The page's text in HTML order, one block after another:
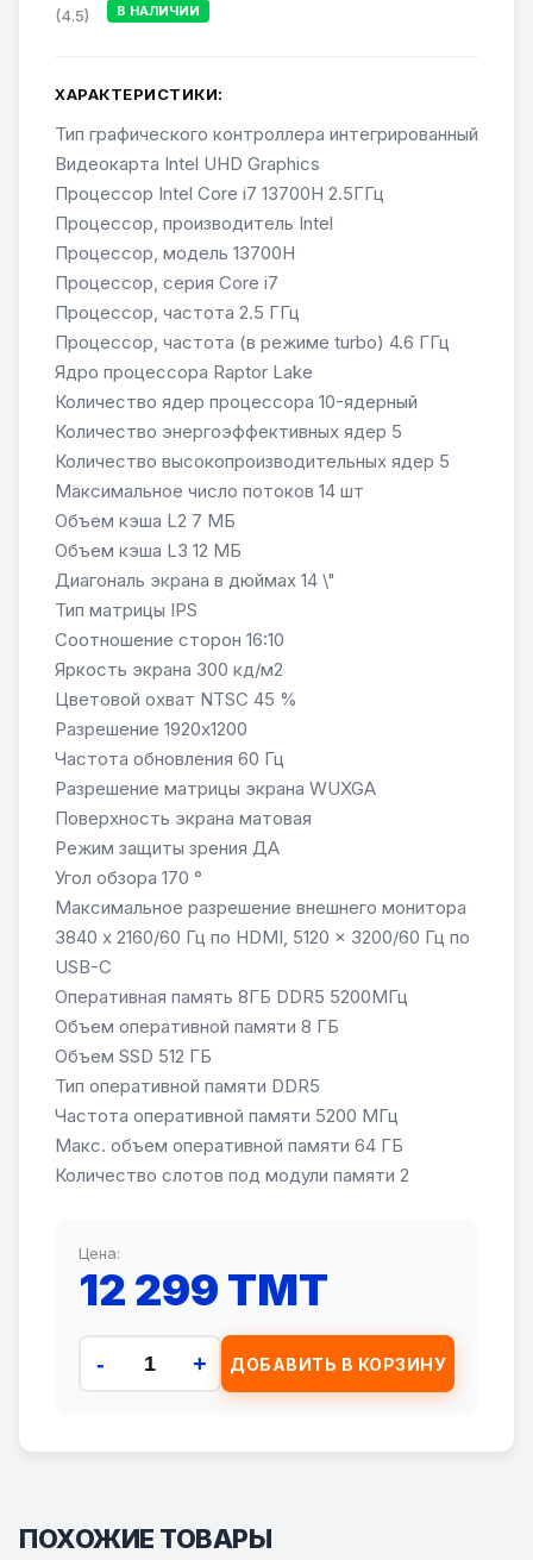
(4.5) В НАЛИЧИИ
ХАРАКТЕРИСТИКИ:
Тип графического контроллера интегрированный
Видеокарта Intel UHD Graphics
Процессор Intel Core i7 13700H 2.5ГГц
Процессор, производитель Intel
Процессор, модель 13700H
Процессор, серия Core i7
Процессор, частота 2.5 ГГц
Процессор, частота (в режиме turbo) 4.6 ГГц
Ядро процессора Raptor Lake
Количество ядер процессора 10-ядерный
Количество энергоэффективных ядер 5
Количество высокопроизводительных ядер 5
Максимальное число потоков 14 шт
Объем кэша L2 7 МБ
Объем кэша L3 12 МБ
Диагональ экрана в дюймах 14 \"
Тип матрицы IPS
Соотношение сторон 16:10
Яркость экрана 300 кд/м2
Цветовой охват NTSC 45 %
Разрешение 1920x1200
Частота обновления 60 Гц
Разрешение матрицы экрана WUXGA
Поверхность экрана матовая
Режим защиты зрения ДА
Угол обзора 170 °
Максимальное разрешение внешнего монитора
3840 x 2160/60 Гц по HDMI, 5120 x 3200/60 Гц по
USB-C
Оперативная память 8ГБ DDR5 5200МГц
Объем оперативной памяти 8 ГБ
Объем SSD 512 ГБ
Тип оперативной памяти DDR5
Частота оперативной памяти 5200 МГц
Макс. объем оперативной памяти 64 ГБ
Количество слотов под модули памяти 2
Цена:
12 299 TMT
- + ДОБАВИТЬ В КОРЗИНУ
ПОХОЖИЕ ТОВАРЫ